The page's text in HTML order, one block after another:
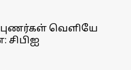
வெளியே
சிபிஐ